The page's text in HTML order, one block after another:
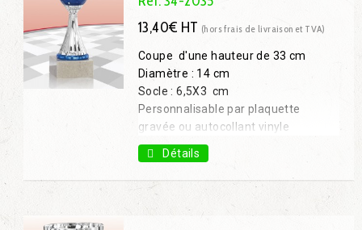
13,40€ HT (hors frais de livraison et TVA)
Coupe d'une hauteur de 33 cm
Diamètre : 14 cm
Socle : 6,5X3 cm
Personnalisable par plaquette
gravée ou autocollant vinyle
Coupe 22 cm : 6,60€ H.T.
Coupe 24 cm : 7,10€ H.T.
Coupe 27 cm : 8,80€ H.T.
Coupe 31 cm : 11,90€ H.T.
Détails